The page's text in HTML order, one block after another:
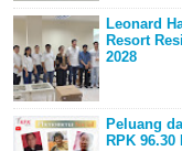
Leonard
Resort
2028
Peluang
RPK 96.30